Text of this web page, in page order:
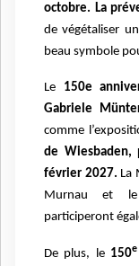
octobre. La
de végétaliser
beau symbole
Le 150e
Gabriele
comme
de Wiesbaden,
février 2027. La
Murnau et le
participeront
De plus, le 150e